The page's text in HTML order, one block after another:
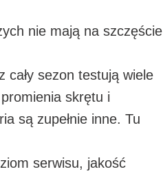
nie mają na szczęście
cały sezon testują wiele
skrętu i
są zupełnie inne. Tu
serwisu, jakość